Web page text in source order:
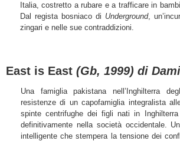
Italia, costretto a rubare e a trafficare in
Dal regista bosniaco di Underground,
zingari e nelle sue contraddizioni.
East is East (Gb, 1999) di
Una famiglia pakistana nell’Inghilterra
resistenze di un capofamiglia integralista
spinte centrifughe dei figli nati in
definitivamente nella società occidentale.
intelligente che stempera la tensione dei